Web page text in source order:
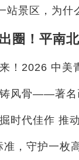
第六届仙侠节
站景区，为
风骨——著名
，守护一枚